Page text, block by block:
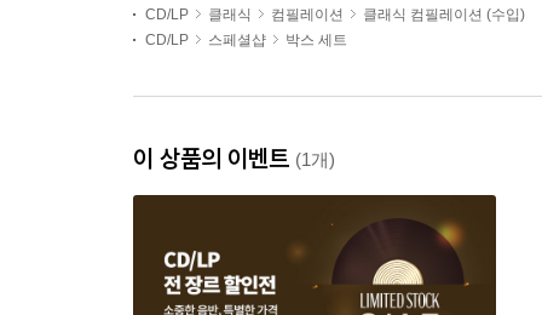
CD/LP 클래식 컴필레이션
클래식 컴필레이션 (수입)
CD/LP
스페셜샵 박스 세트
이 상품의 이벤트 (1개)